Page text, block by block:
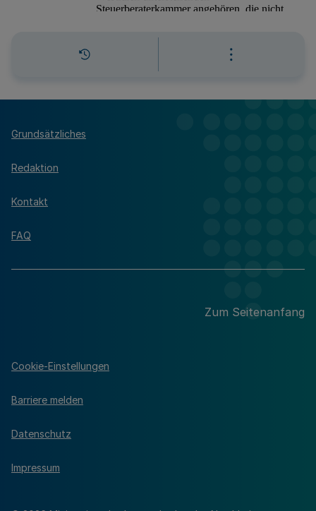
Grundsätzliches
Redaktion
Kontakt
FAQ
Zum Seitenanfang
Cookie-Einstellungen
Barriere melden
Datenschutz
Impressum